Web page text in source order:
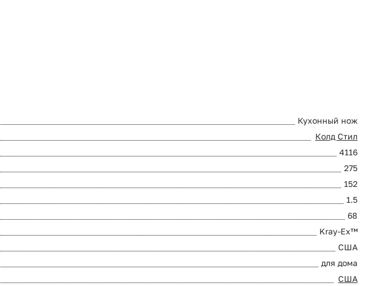
Кухонный нож
Колд Стил
4116
275
152
1.5
68
Kray-Ex™
США
для дома
США